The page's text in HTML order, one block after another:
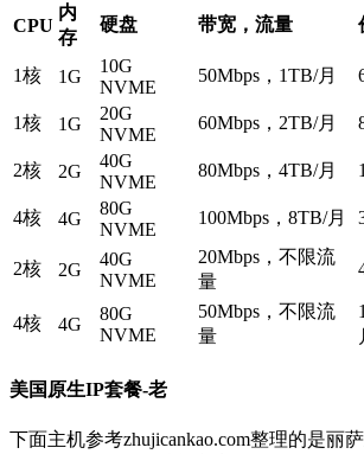
CPU
内
存
硬盘 带宽，流量
1核 1G
10G
NVME
50Mbps，1TB/月
1核 1G
20G
NVME
60Mbps，2TB/月
2核 2G
40G
NVME
80Mbps，4TB/月
4核 4G
80G
NVME
100Mbps，8TB/月
2核 2G
40G
NVME
20Mbps，不限流
量
4核 4G
80G
NVME
50Mbps，不限流
量
美国原生IP套餐-老
下面主机参考zhujicankao.com整理的是丽